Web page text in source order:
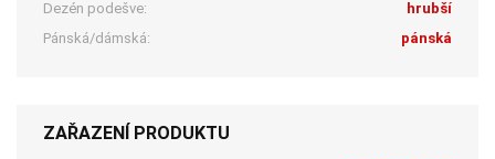
Dezén podešve:
hrubší
Pánská/dámská:
pánská
ZAŘAZENÍ PRODUKTU